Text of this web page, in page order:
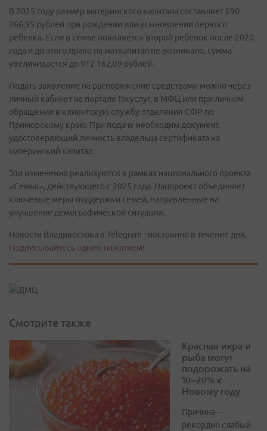
В 2025 году размер материнского капитала составляет 690
266,95 рублей при рождении или усыновлении первого
ребенка. Если в семье появляется второй ребенок после 2020
года и до этого право на маткапитал не возникало, сумма
увеличивается до 912 162,09 рублей.
Подать заявление на распоряжение средствами можно через
личный кабинет на портале Госуслуг, в МФЦ или при личном
обращении в клиентскую службу отделения СФР по
Приморскому краю. При подаче необходим документ,
удостоверяющий личность владельца сертификата на
материнский капитал.
Эти изменения реализуются в рамках национального проекта
«Семья», действующего с 2025 года. Нацпроект объединяет
ключевые меры поддержки семей, направленные на
улучшение демографической ситуации.
Новости Владивостока в Telegram - постоянно в течение дня.
Подписывайтесь одним нажатием!
Смотрите также
Красная икра и
рыба могут
подорожать на
10–20% к
Новому году
Причина —
рекордно слабый